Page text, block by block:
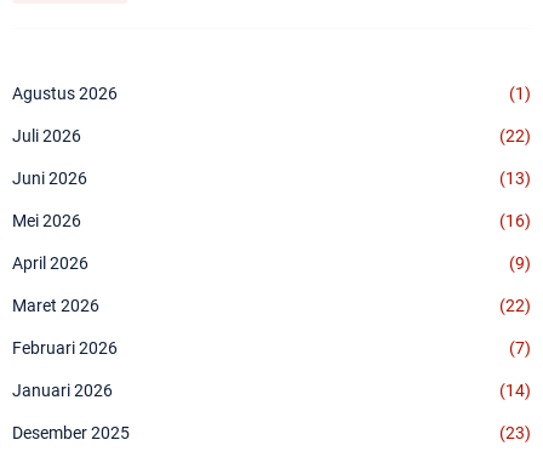
Agustus 2026 (1)
Juli 2026 (22)
Juni 2026 (13)
Mei 2026 (16)
April 2026 (9)
Maret 2026 (22)
Februari 2026 (7)
Januari 2026 (14)
Desember 2025 (23)